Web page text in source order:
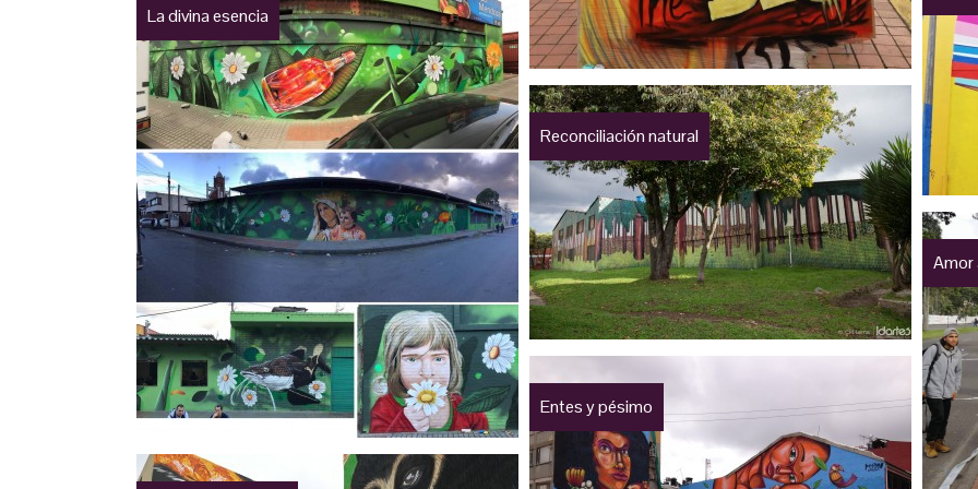
La divina esencia
Reconciliación natural
Amor
Entes y pésimo